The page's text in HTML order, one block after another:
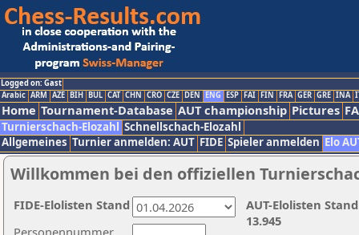
Logged on: Gast
Arabic ARM AZE BIH BUL CAT CHN CRO CZE DEN ENG ESP FAI FIN FRA GER GRE INA
Home Tournament-Database AUT championship Pictures
Turnierschach-Elozahl Schnellschach-Elozahl
Allgemeines Turnier anmelden: AUT FIDE Spieler anmelden Elo
Willkommen bei den offiziellen
Personennummer
AUT-Elolisten
13.945
FIDE-Elolisten Stand